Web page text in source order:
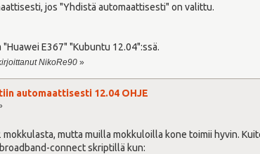
jos "Yhdistä automaattisesti" on valittu.
E367" "Kubuntu 12.04":ssä.
NikoRe90 »
automaattisesti 12.04 OHJE
mutta muilla mokkuloilla kone toimii hyvin.
connect skriptillä kun: